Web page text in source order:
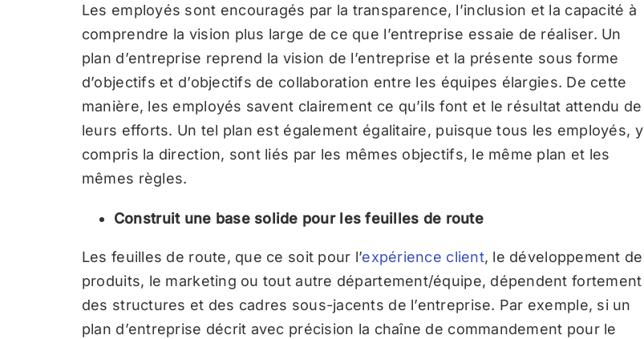
Les employés sont encouragés par la transparence, l’inclusion et la capacité à
comprendre la vision plus large de ce que l’entreprise essaie de réaliser. Un
plan d’entreprise reprend la vision de l’entreprise et la présente sous forme
d’objectifs et d’objectifs de collaboration entre les équipes élargies. De cette
manière, les employés savent clairement ce qu’ils font et le résultat attendu de
leurs efforts. Un tel plan est également égalitaire, puisque tous les employés, y
compris la direction, sont liés par les mêmes objectifs, le même plan et les
mêmes règles.
Construit une base solide pour les feuilles de route
Les feuilles de route, que ce soit pour l’expérience client, le développement de
produits, le marketing ou tout autre département/équipe, dépendent fortement
des structures et des cadres sous-jacents de l’entreprise. Par exemple, si un
plan d’entreprise décrit avec précision la chaîne de commandement pour le